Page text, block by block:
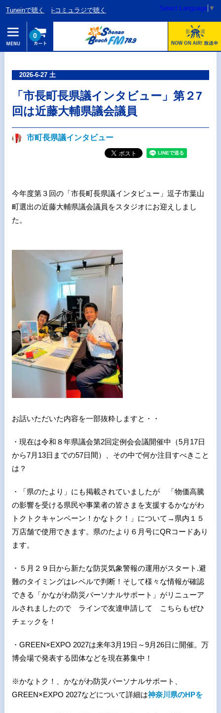
Tuneinで聴く i-コミュラジで聴く Select Language ▼
0
2026-6-27 土
「市長町長県議インタビュー」第２7
回は近藤大輔県議会議員
市町長県議インタビュー
今年度第３回の「市長町長県議インタビュー」逗子市葉山
町選出の近藤大輔県議会議員をスタジオにお迎えしまし
た。
お話いただいた内容を一部抜粋しますと・・
・現在は令和８年県議会第2回定例会会議開催中（5月17日
から7月13日までの57日間）、その中で何か注目すべきこと
は？
・「県のたより」にも掲載されていましたが 「物価高騰
の影響を受ける県民や事業者の皆さまを支援するかながわ
トクトクキャンペーン！かなトク！」について→県内１５
万店舗で使用できます。県のたより６月号にQRコードあり
ます。
・５月２９日から新たな防災気象警報の運用がスタート.避
難のタイミングはレベルで判断！そして様々な情報が確認
できる「かながわ防災パーソナルサポート」がリニューア
ルされましたので ラインで友達申請して こちらもぜひ
チェックを！
・GREEN×EXPO 2027は来年3月19日～9月26日に開催。万
博会場で発表する団体などを現在募集中！
※かなトク！、かながわ防災パーソナルサポート、
GREEN×EXPO 2027などについて詳細は神奈川県のHPを